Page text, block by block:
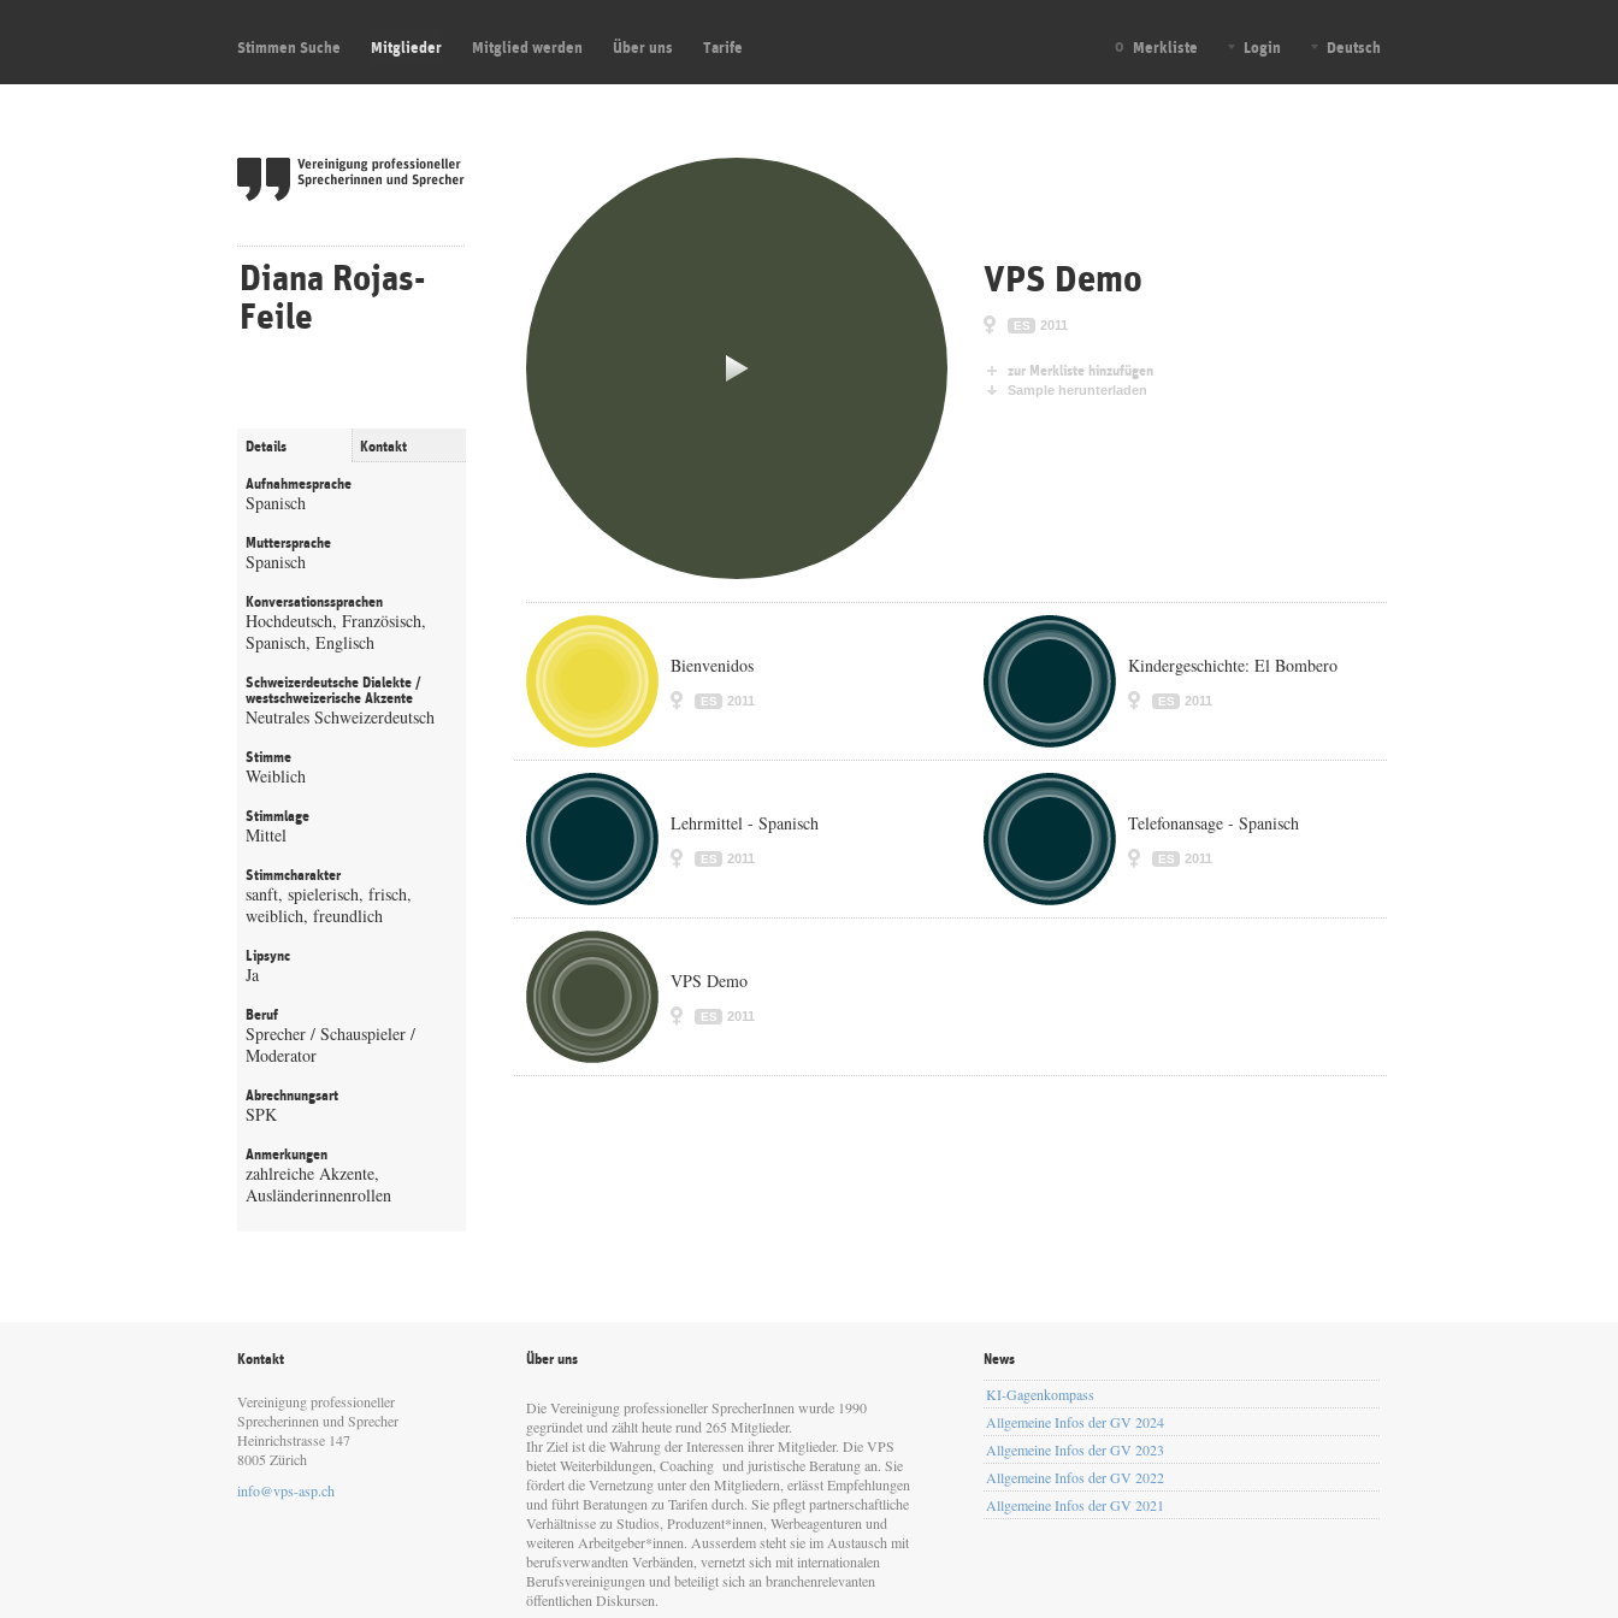
Stimmen Suche Mitglieder Mitglied werden Über uns Tarife 0 Merkliste Login Deutsch
Diana Rojas-
Feile
Details Kontakt
Aufnahmesprache
Spanisch
Muttersprache
Spanisch
Konversationssprachen
Hochdeutsch, Französisch,
Spanisch, Englisch
Schweizerdeutsche Dialekte /
westschweizerische Akzente
Neutrales Schweizerdeutsch
Stimme
Weiblich
Stimmlage
Mittel
Stimmcharakter
sanft, spielerisch, frisch,
weiblich, freundlich
Lipsync
Ja
Beruf
Sprecher / Schauspieler /
Moderator
Abrechnungsart
SPK
Anmerkungen
zahlreiche Akzente,
Ausländerinnenrollen
VPS Demo
ES 2011
zur Merkliste hinzufügen
Sample herunterladen
Bienvenidos
ES 2011
Kindergeschichte: El Bombero
ES 2011
Lehrmittel - Spanisch
ES 2011
Telefonansage - Spanisch
ES 2011
VPS Demo
ES 2011
Kontakt
Vereinigung professioneller
Sprecherinnen und Sprecher
Heinrichstrasse 147
8005 Zürich
info@vps-asp.ch
Über uns
Die Vereinigung professioneller SprecherInnen wurde 1990
gegründet und zählt heute rund 265 Mitglieder.
Ihr Ziel ist die Wahrung der Interessen ihrer Mitglieder. Die VPS
bietet Weiterbildungen, Coaching und juristische Beratung an. Sie
fördert die Vernetzung unter den Mitgliedern, erlässt Empfehlungen
und führt Beratungen zu Tarifen durch. Sie pflegt partnerschaftliche
Verhältnisse zu Studios, Produzent*innen, Werbeagenturen und
weiteren Arbeitgeber*innen. Ausserdem steht sie im Austausch mit
berufsverwandten Verbänden, vernetzt sich mit internationalen
Berufsvereinigungen und beteiligt sich an branchenrelevanten
öffentlichen Diskursen.
News
KI-Gagenkompass
Allgemeine Infos der GV 2024
Allgemeine Infos der GV 2023
Allgemeine Infos der GV 2022
Allgemeine Infos der GV 2021